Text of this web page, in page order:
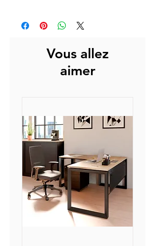
Tube support cintre et deux
supportant 30 Kg.
cadenas (cadenas non fournis).
L'expédition consiste à l'envoi de
plateformes à nos transporteurs
assurant la livraison finale.
La livraison s'effectue entre 3 et 5
Vous allez
aimer